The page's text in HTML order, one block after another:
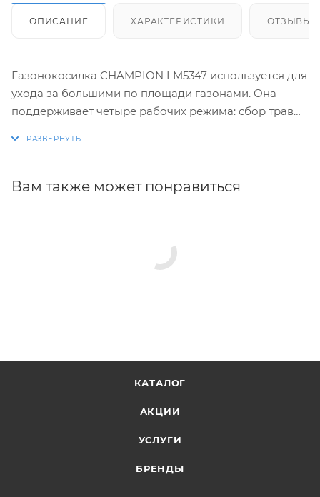
ОПИСАНИЕ ХАРАКТЕРИСТИКИ ОТЗЫВЫ
Газонокосилка CHAMPION LM5347 используется для
ухода за большими по площади газонами. Она
поддерживает четыре рабочих режима: сбор травы
реализована центральным рычагом и
Вам также может понравиться
КАТАЛОГ
АКЦИИ
УСЛУГИ
БРЕНДЫ